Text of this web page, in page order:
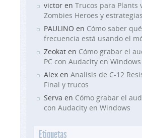
victor en Trucos para Plants
Zombies Heroes y estrategias
PAULINO en Cómo saber
frecuencia está usando el
Zeokat en Cómo grabar el
PC con Audacity en Windows
Alex en Analisis de C-12
Final y trucos
Serva en Cómo grabar el
con Audacity en Windows
Etiquetas